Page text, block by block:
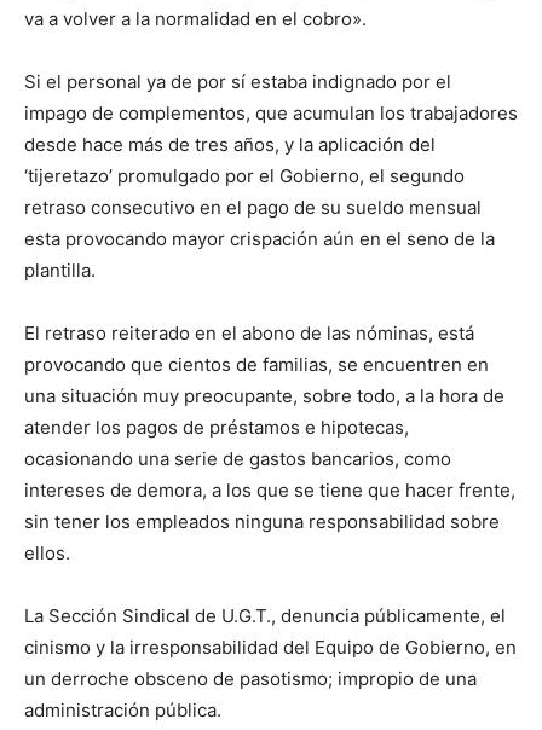
va a volver a la normalidad en el cobro».
Si el personal ya de por sí estaba indignado por el
impago de complementos, que acumulan los trabajadores
desde hace más de tres años, y la aplicación del
‘tijeretazo’ promulgado por el Gobierno, el segundo
retraso consecutivo en el pago de su sueldo mensual
esta provocando mayor crispación aún en el seno de la
plantilla.
El retraso reiterado en el abono de las nóminas, está
provocando que cientos de familias, se encuentren en
una situación muy preocupante, sobre todo, a la hora de
atender los pagos de préstamos e hipotecas,
ocasionando una serie de gastos bancarios, como
intereses de demora, a los que se tiene que hacer frente,
sin tener los empleados ninguna responsabilidad sobre
ellos.
La Sección Sindical de U.G.T., denuncia públicamente, el
cinismo y la irresponsabilidad del Equipo de Gobierno, en
un derroche obsceno de pasotismo; impropio de una
administración pública.